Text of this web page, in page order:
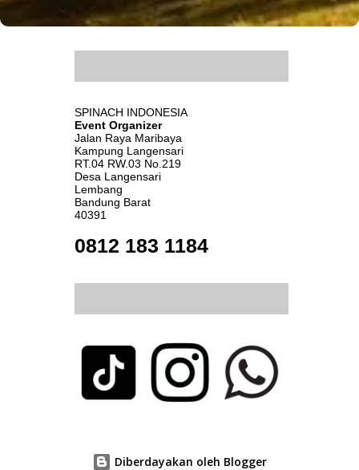
SPINACH INDONESIA
Event Organizer
Jalan Raya Maribaya
Kampung Langensari
RT.04 RW.03 No.219
Desa Langensari
Lembang
Bandung Barat
40391
0812 183 1184
Diberdayakan oleh Blogger